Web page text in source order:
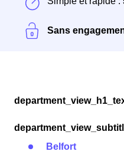
Sans
Belfort